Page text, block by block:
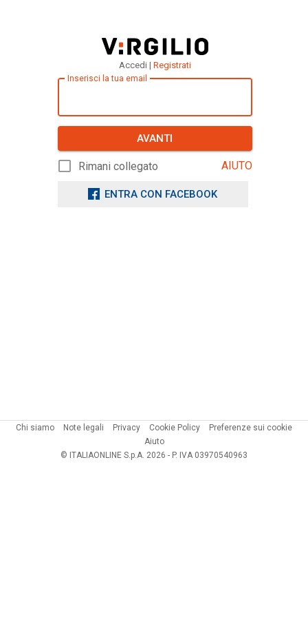
Accedi | Registrati
Inserisci la tua email
AVANTI
Rimani collegato AIUTO
ENTRA CON FACEBOOK
Chi siamo Note legali Privacy Cookie Policy
Preferenze sui cookie
Aiuto
© ITALIAONLINE S.p.A. 2026 - P. IVA 03970540963